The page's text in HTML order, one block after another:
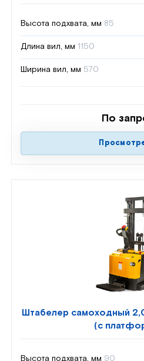
Высота подхвата, мм 85
Длина вил, мм 1150
Ширина вил, мм 570
По
Штабелер самоходный
(с
Высота подхвата, мм 90